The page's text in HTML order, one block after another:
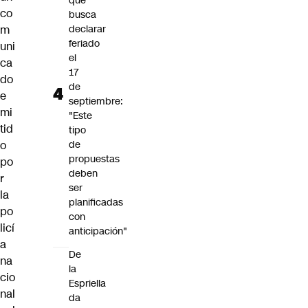
co
m
uni
ca
do
e
mi
tid
o
po
r
la
po
licí
a
na
cio
nal
busca
declarar
feriado
el
17
de
septiembre:
"Este
tipo
de
propuestas
deben
ser
planificadas
con
anticipación"
De
la
Espriella
da